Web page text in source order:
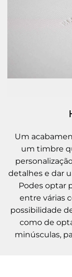
Um
um timbre
detalhes e dar
Podes optar
entre várias
possibilidade
como de
minúsculas,